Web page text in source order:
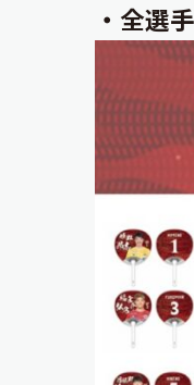
・全選